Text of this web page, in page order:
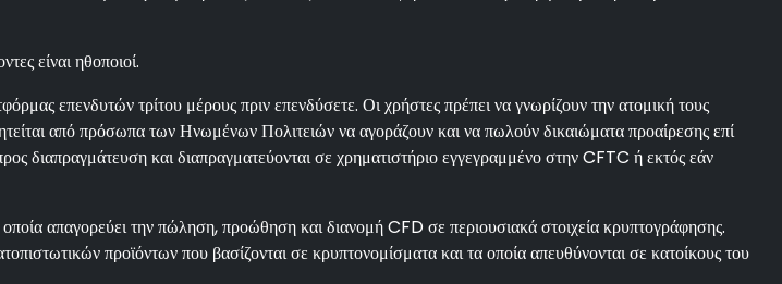
είναι ηθοποιοί.
επενδυτών τρίτου μέρους πριν επενδύσετε. Οι χρήστες πρέπει να γνωρίζουν την ατομική τους
από πρόσωπα των Ηνωμένων Πολιτειών να αγοράζουν και να πωλούν δικαιώματα προαίρεσης επί
διαπραγμάτευση και διαπραγματεύονται σε χρηματιστήριο εγγεγραμμένο στην CFTC ή εκτός εάν
απαγορεύει την πώληση, προώθηση και διανομή CFD σε περιουσιακά στοιχεία κρυπτογράφησης.
προϊόντων που βασίζονται σε κρυπτονομίσματα και τα οποία απευθύνονται σε κατοίκους του